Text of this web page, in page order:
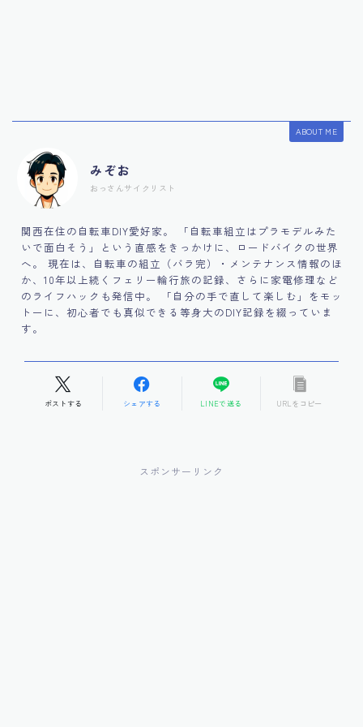
ABOUT ME
みぞお
おっさんサイクリスト
関西在住の自転車DIY愛好家。 「自転車組立はプラモデルみた
いで面白そう」という直感をきっかけに、ロードバイクの世界
へ。 現在は、自転車の組立（バラ完）・メンテナンス情報のほ
か、10年以上続くフェリー輪行旅の記録、さらに家電修理など
のライフハックも発信中。 「自分の手で直して楽しむ」をモッ
トーに、初心者でも真似できる等身大のDIY記録を綴っていま
す。
ポストする シェアする LINEで送る URLをコピー
スポンサーリンク